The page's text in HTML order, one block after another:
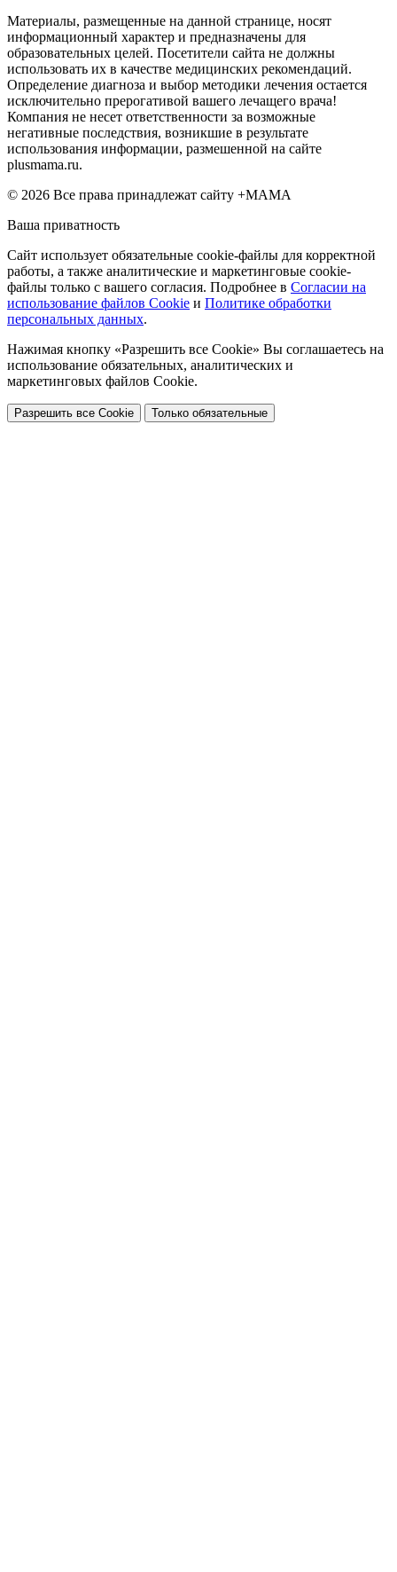
Материалы, размещенные на данной странице, носят
информационный характер и предназначены для
образовательных целей. Посетители сайта не должны
использовать их в качестве медицинских рекомендаций.
Определение диагноза и выбор методики лечения остается
исключительно прерогативой вашего лечащего врача!
Компания не несет ответственности за возможные
негативные последствия, возникшие в результате
использования информации, размешенной на сайте
plusmama.ru.
© 2026 Все права принадлежат сайту +МАМА
Ваша приватность
Сайт использует обязательные cookie-файлы для корректной
работы, а также аналитические и маркетинговые cookie-
файлы только с вашего согласия. Подробнее в Согласии на
использование файлов Cookie и Политике обработки
персональных данных.
Нажимая кнопку «Разрешить все Cookie» Вы соглашаетесь на
использование обязательных, аналитических и
маркетинговых файлов Cookie.
Разрешить все Cookie Только обязательные